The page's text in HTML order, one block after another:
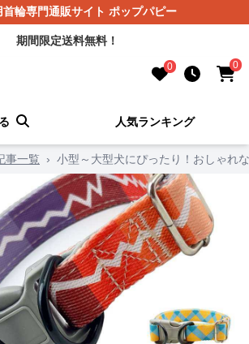
首輪専門通販サイト ポップパピー
期間限定送料無料！
0 0
人気ランキング
事一覧 › 小型～大型犬にぴったり！おしゃれ